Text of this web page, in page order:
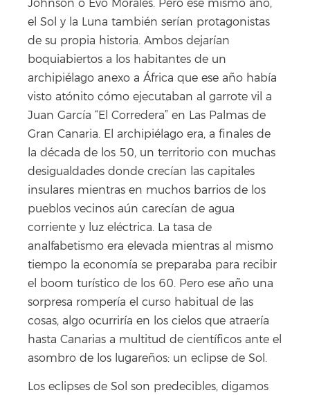
Johnson o Evo Morales. Pero ese mismo año,
el Sol y la Luna también serían protagonistas
de su propia historia. Ambos dejarían
boquiabiertos a los habitantes de un
archipiélago anexo a África que ese año había
visto atónito cómo ejecutaban al garrote vil a
Juan García “El Corredera” en Las Palmas de
Gran Canaria. El archipiélago era, a finales de
la década de los 50, un territorio con muchas
desigualdades donde crecían las capitales
insulares mientras en muchos barrios de los
pueblos vecinos aún carecían de agua
corriente y luz eléctrica. La tasa de
analfabetismo era elevada mientras al mismo
tiempo la economía se preparaba para recibir
el boom turístico de los 60. Pero ese año una
sorpresa rompería el curso habitual de las
cosas, algo ocurriría en los cielos que atraería
hasta Canarias a multitud de científicos ante el
asombro de los lugareños: un eclipse de Sol.
Los eclipses de Sol son predecibles, digamos